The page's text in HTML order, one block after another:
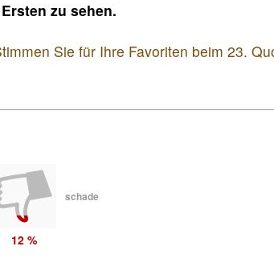
zu sehen.
Sie für Ihre Favoriten beim 23.
schade
12 %